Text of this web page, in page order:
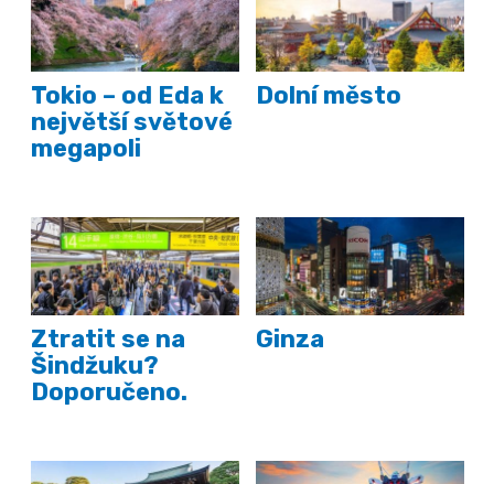
Tokio – od Eda k
největší světové
megapoli
Dolní město
Ztratit se na
Šindžuku?
Doporučeno.
Ginza